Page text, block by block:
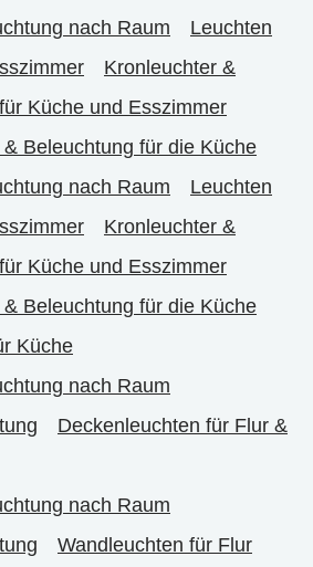
nach Raum
Leuchten
Kronleuchter &
Küche und Esszimmer
Beleuchtung für die Küche
nach Raum
Leuchten
Kronleuchter &
Küche und Esszimmer
Beleuchtung für die Küche
Küche
nach Raum
Deckenleuchten für Flur &
nach Raum
Wandleuchten für Flur